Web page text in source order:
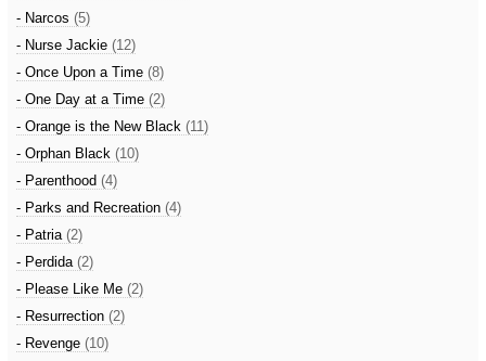
- Narcos (5)
- Nurse Jackie (12)
- Once Upon a Time (8)
- One Day at a Time (2)
- Orange is the New Black (11)
- Orphan Black (10)
- Parenthood (4)
- Parks and Recreation (4)
- Patria (2)
- Perdida (2)
- Please Like Me (2)
- Resurrection (2)
- Revenge (10)